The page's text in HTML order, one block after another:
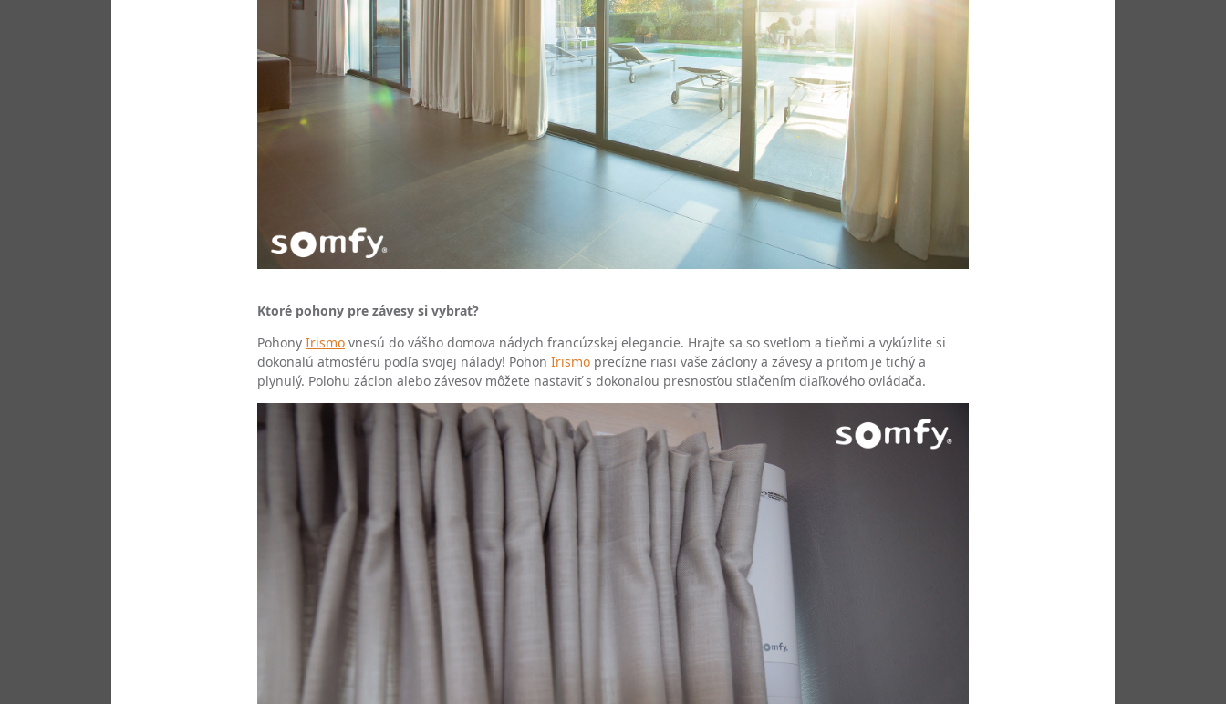
Ktoré pohony pre závesy si vybrať?
Pohony Irismovnesú do vášho domova nádych francúzskej elegancie. Hrajte sa so svetlom a tieňmi a vykúzlite si
dokonalú atmosféru podľa svojej nálady! Pohon Irismoprecízne riasi vaše záclony a závesy a pritom je tichý a
plynulý. Polohu záclon alebo závesov môžete nastaviť s dokonalou presnosťou stlačením diaľkového ovládača.